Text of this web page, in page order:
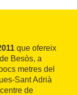
que ofereix
Besòs, a
metres del
Sant Adrià
de